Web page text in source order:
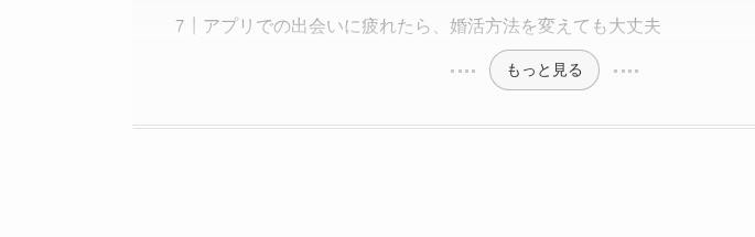
アプリでの出会いに疲れたら、婚活方法を変えても大丈夫
もっと見る